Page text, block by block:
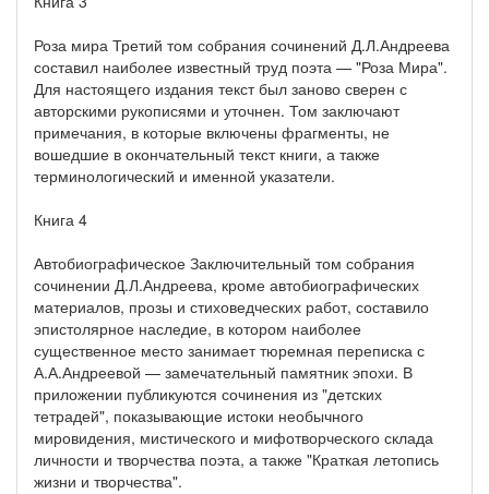
Роза мира Третий том собрания сочинений Д.Л.Андреева
составил наиболее известный труд поэта — "Роза Мира".
Для настоящего издания текст был заново сверен с
авторскими рукописями и уточнен. Том заключают
примечания, в которые включены фрагменты, не
вошедшие в окончательный текст книги, а также
терминологический и именной указатели.
Книга 4
Автобиографическое Заключительный том собрания
сочинении Д.Л.Андреева, кроме автобиографических
материалов, прозы и стиховедческих работ, составило
эпистолярное наследие, в котором наиболее
существенное место занимает тюремная переписка с
А.А.Андреевой — замечательный памятник эпохи. В
приложении публикуются сочинения из "детских
тетрадей", показывающие истоки необычного
мировидения, мистического и мифотворческого склада
личности и творчества поэта, а также "Краткая летопись
жизни и творчества".